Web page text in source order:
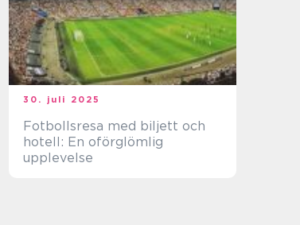
30. juli 2025
Fotbollsresa med biljett och
hotell: En oförglömlig
upplevelse